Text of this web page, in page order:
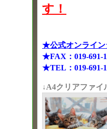
す！
★公式オンライン
★FAX：019-691-
★TEL：019-691-
↓A4クリアファイ